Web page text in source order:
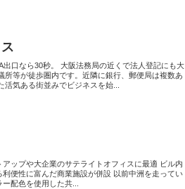
口なら30秒。 大阪法務局の近くで法人登記にも大
所等が徒歩圏内です。近隣に銀行、郵便局は複数あ
気ある街並みでビジネスを始...
ップや大企業のサテライトオフィスに最適 ビル内
便性に富んだ商業施設が併設 以前中洲を走ってい
配色を使用した共...